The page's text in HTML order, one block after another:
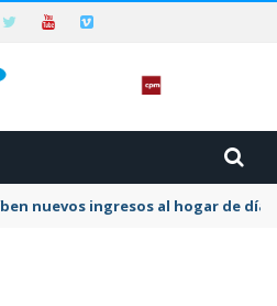
nuevos ingresos al hogar de día